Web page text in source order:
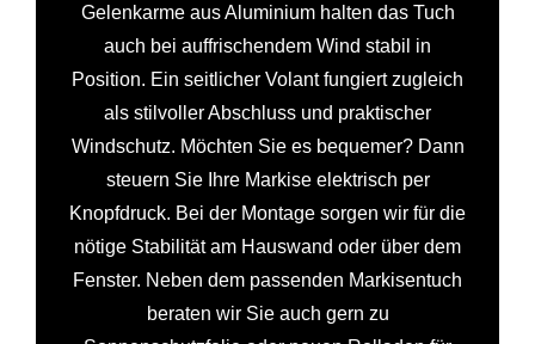
Gelenkarme aus Aluminium halten das Tuch
auch bei auffrischendem Wind stabil in
Position. Ein seitlicher Volant fungiert zugleich
als stilvoller Abschluss und praktischer
Windschutz. Möchten Sie es bequemer? Dann
steuern Sie Ihre Markise elektrisch per
Knopfdruck. Bei der Montage sorgen wir für die
nötige Stabilität am Hauswand oder über dem
Fenster. Neben dem passenden Markisentuch
beraten wir Sie auch gern zu